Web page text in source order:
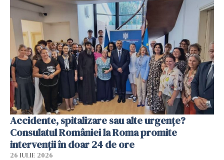
Accidente, spitalizare sau alte urgențe?
Consulatul României la Roma promite
intervenții în doar 24 de ore
26 IULIE 2026